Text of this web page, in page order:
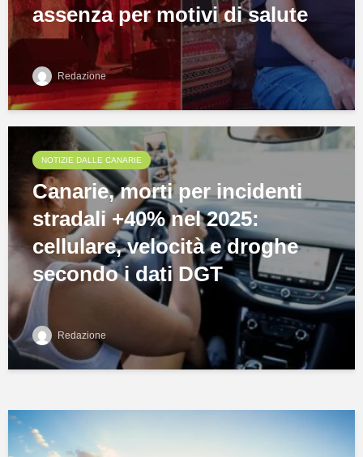
assenza per motivi di salute
Redazione
NOTIZIE DALLE CANARIE
Canarie, morti per incidenti
stradali +40% nel 2025:
cellulare, velocità e droghe
secondo i dati DGT
Redazione